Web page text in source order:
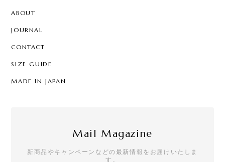
ABOUT
JOURNAL
CONTACT
SIZE GUIDE
MADE IN JAPAN
Mail Magazine
新商品やキャンペーンなどの最新情報をお届けいたしま
す。